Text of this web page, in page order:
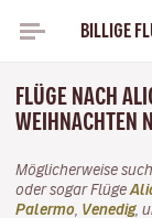
BILLIGE
FLÜGE NACH
WEIHNACHTEN
Möglicherweise
oder sogar Flüge
Palermo Venedig,